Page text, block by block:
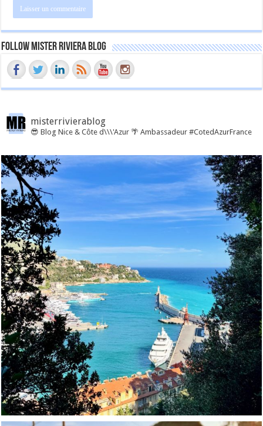
Follow Mister Riviera Blog
misterrivierablog
😎 Blog Nice & Côte d\\\'Azur 🌴 Ambassadeur #CotedAzurFrance